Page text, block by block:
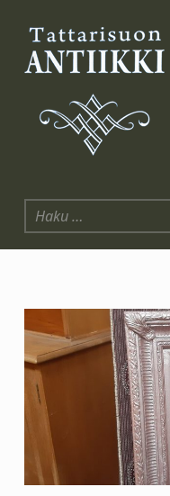
Tattarisuon Antiikki
Haku: